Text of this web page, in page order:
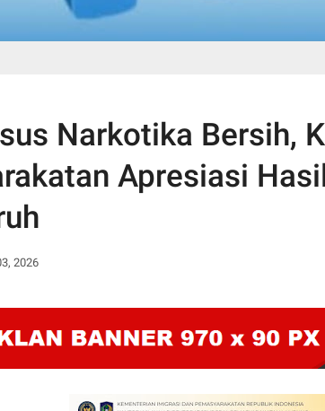
Narkotika Bersih,
Apresiasi
2026